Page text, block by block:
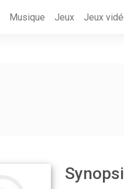
Musique Jeux Jeux